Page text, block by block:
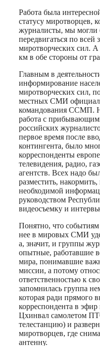
Работа была
статусу миротворцев,
журналисты, мы могли
передвигаться по всей
миротворческих сил.
км в обе стороны от
Главным в
информирование
миротворческих сил,
местных СМИ
командования ССМП.
работа с
российских
первое время после
контингента, было
корреспонденты
телевидения, радио,
агентств. Всех надо
разместить,
необходимой
руководством
видеосъемку и
Понятно, что
нее в мировых СМИ
а, значит, и группы
опытные, работавшие
мира, понимавшие
миссии, а потому
ответственностью к
запомнилась группа
которая ради прямого
корреспондента в эфир
Цхинвал самолетом
телестанцию) и
миротворцев, где
антенну.